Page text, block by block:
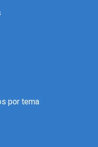
por tema